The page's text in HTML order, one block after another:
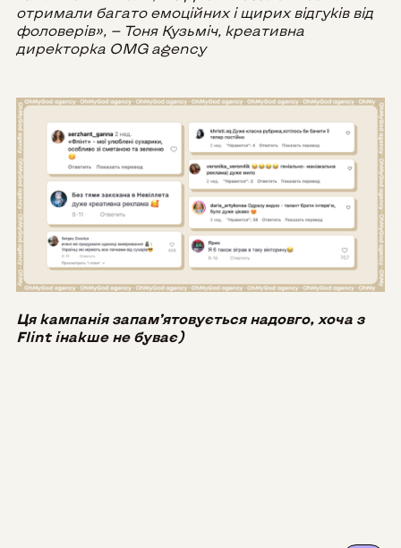
отримали багато емоційних і щирих відгуків від
фоловерів», — Тоня Кузьміч, креативна
директорка OMG agency
Ця кампанія запам’ятовується надовго, хоча з
Flint інакше не буває)